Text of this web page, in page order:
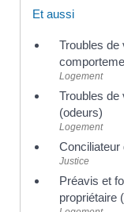
Et aussi
Troubles de
Logement
Troubles de
(odeurs)
Logement
Conciliateur
Justice
Préavis et
propriétaire